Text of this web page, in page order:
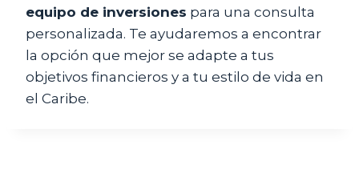
equipo de inversiones para una consulta
personalizada. Te ayudaremos a encontrar
la opción que mejor se adapte a tus
objetivos financieros y a tu estilo de vida en
el Caribe.